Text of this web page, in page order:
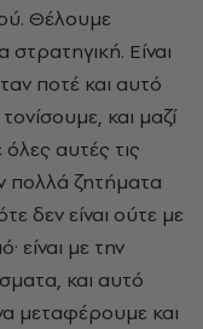
Θέλουμε
Είναι
ποτέ και αυτό
και μαζί
αυτές τις
πολλά ζητήματα
δεν είναι ούτε με
είναι με την
και αυτό
μεταφέρουμε και